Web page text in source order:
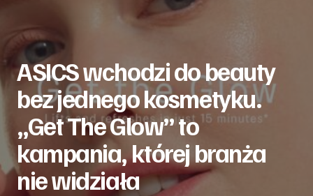
ASICS wchodzi do beauty
bez jednego kosmetyku.
„Get The Glow” to
kampania, której branża
nie widziała